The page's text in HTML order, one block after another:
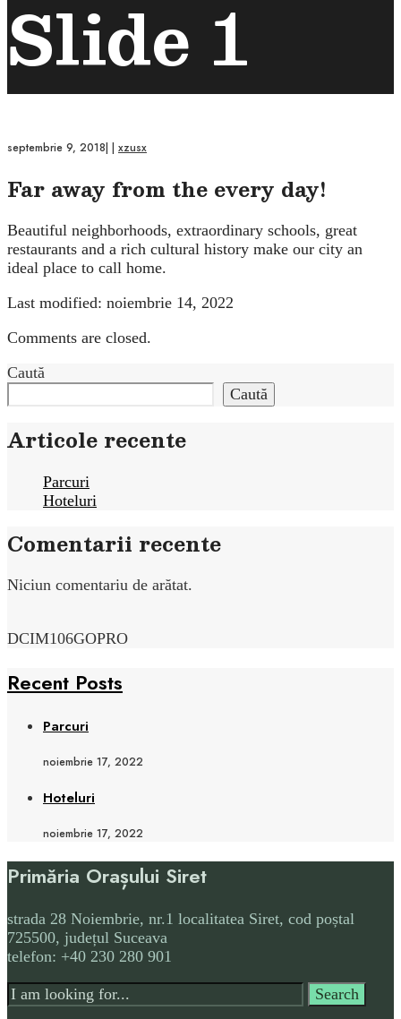
Slide 1
septembrie 9, 2018| | xzusx
Far away from the every day!
Beautiful neighborhoods, extraordinary schools, great
restaurants and a rich cultural history make our city an
ideal place to call home.
Last modified: noiembrie 14, 2022
Comments are closed.
Caută
Caută
Articole recente
Parcuri
Hoteluri
Comentarii recente
Niciun comentariu de arătat.
DCIM106GOPRO
Recent Posts
Parcuri
noiembrie 17, 2022
Hoteluri
noiembrie 17, 2022
Primăria Orașului Siret
strada 28 Noiembrie, nr.1 localitatea Siret, cod poștal
725500, județul Suceava
telefon: +40 230 280 901
Search
for:
Search